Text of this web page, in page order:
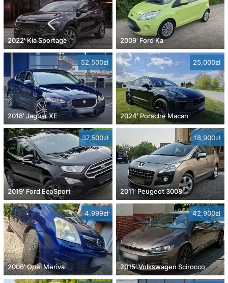
2022' Kia Sportage 2009' Ford Ka
52,500zł
2018' Jaguar XE
25,000zł
2024' Porsche Macan
37,500zł
2019' Ford EcoSport
18,900zł
2011' Peugeot 3008
4,999zł
2006' Opel Meriva
42,900zł
2015' Volkswagen Scirocco